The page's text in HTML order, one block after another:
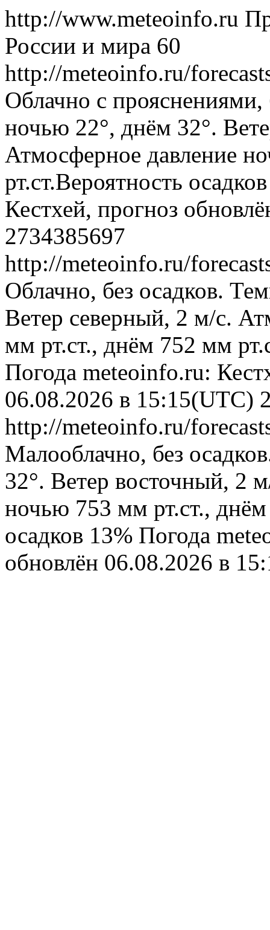
http://www.meteoinfo.ru
России и мира 60
http://meteoinfo.ru/
Облачно с прояснениями,
ночью 22°, днём 32°.
Атмосферное давление
рт.ст.Вероятность
Кестхей, прогноз
2734385697
http://meteoinfo.ru/
Облачно, без осадков.
Ветер северный, 2 м/с.
мм рт.ст., днём 752 мм
Погода meteoinfo.ru:
06.08.2026 в 15:15(UTC)
http://meteoinfo.ru/
Малооблачно, без
32°. Ветер восточный, 2
ночью 753 мм рт.ст.,
осадков 13% Погода
обновлён 06.08.2026 в